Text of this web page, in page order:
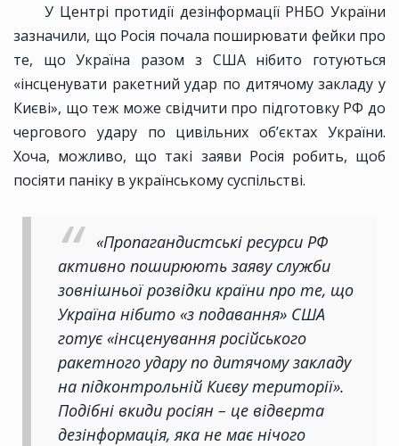
У Центрі протидії дезінформації РНБО України
зазначили, що Росія почала поширювати фейки про
те, що Україна разом з США нібито готуються
«інсценувати ракетний удар по дитячому закладу у
Києві», що теж може свідчити про підготовку РФ до
чергового удару по цивільних обʼєктах України.
Хоча, можливо, що такі заяви Росія робить, щоб
посіяти паніку в українському суспільстві.
«Пропагандистські ресурси РФ
активно поширюють заяву служби
зовнішньої розвідки країни про те, що
Україна нібито «з подавання» США
готує «інсценування російського
ракетного удару по дитячому закладу
на підконтрольній Києву території».
Подібні вкиди росіян – це відверта
дезінформація, яка не має нічого